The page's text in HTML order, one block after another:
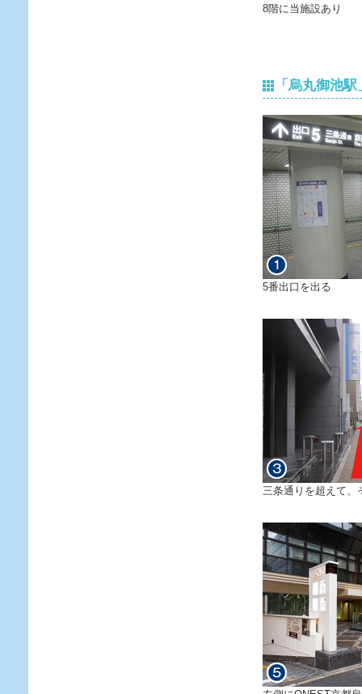
8階に当施設あり
「烏丸御池
5番出口を出る
三条通りを超えて、